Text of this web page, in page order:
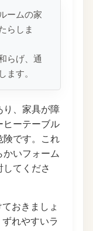
ームの家
らしま
らげ、通
す。
り、家具が障
ヒーテーブル
険です。これ
かいフォーム
てくださ
おきましょ
れやすいラ